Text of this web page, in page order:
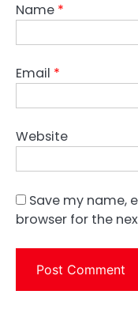
Name *
Email *
Website
Save my name,
browser for the